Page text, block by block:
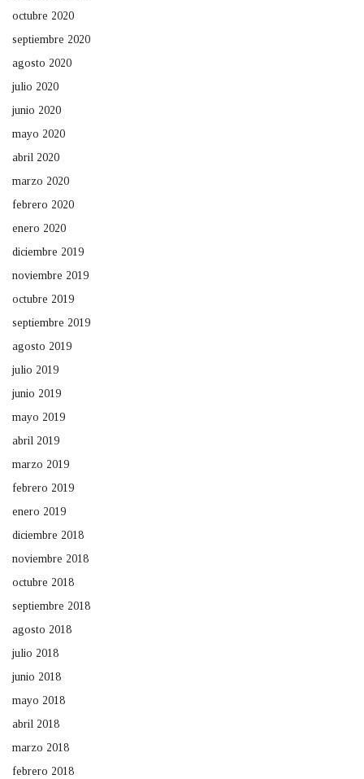
octubre 2020
septiembre 2020
agosto 2020
julio 2020
junio 2020
mayo 2020
abril 2020
marzo 2020
febrero 2020
enero 2020
diciembre 2019
noviembre 2019
octubre 2019
septiembre 2019
agosto 2019
julio 2019
junio 2019
mayo 2019
abril 2019
marzo 2019
febrero 2019
enero 2019
diciembre 2018
noviembre 2018
octubre 2018
septiembre 2018
agosto 2018
julio 2018
junio 2018
mayo 2018
abril 2018
marzo 2018
febrero 2018